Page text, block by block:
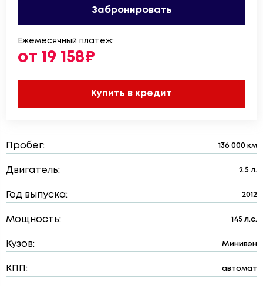
Забронировать
Ежемесячный платеж:
от 19 158₽
Купить в кредит
Пробег: 136 000 км
Двигатель: 2.5 л.
Год выпуска: 2012
Мощность: 145 л.с.
Кузов: Минивэн
КПП: автомат